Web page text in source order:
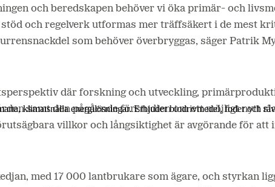
klimatsnälla energilösningar. Erbjuder biodrivmedel, foder och
och beredskapen behöver vi öka primär- och
stöd och regelverk utformas mer träffsäkert i de mest
som behöver överbryggas, säger Patrik
där forskning och utveckling,
samt den pågående förstudien om ett möjligt nytt
villkor och långsiktighet är avgörande för att
med 17 000 lantbrukare som ägare, och styrkan